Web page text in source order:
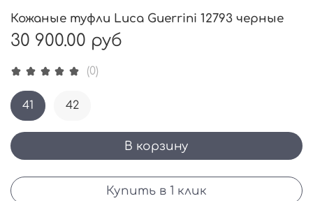
(0)
Кожаные туфли Luca Guerrini 12793 черные
30 900.00 руб
В корзину
Купить в 1 клик
41 42